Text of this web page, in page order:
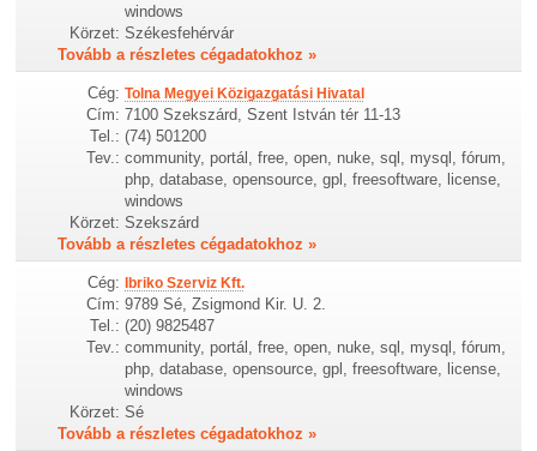
windows
Körzet: Székesfehérvár
Tovább a részletes cégadatokhoz »
Cég: Tolna Megyei Közigazgatási Hivatal
Cím: 7100 Szekszárd, Szent István tér 11-13
Tel.: (74) 501200
Tev.: community, portál, free, open, nuke, sql, mysql, fórum,
php, database, opensource, gpl, freesoftware, license,
windows
Körzet: Szekszárd
Tovább a részletes cégadatokhoz »
Cég: Ibriko Szerviz Kft.
Cím: 9789 Sé, Zsigmond Kir. U. 2.
Tel.: (20) 9825487
Tev.: community, portál, free, open, nuke, sql, mysql, fórum,
php, database, opensource, gpl, freesoftware, license,
windows
Körzet: Sé
Tovább a részletes cégadatokhoz »